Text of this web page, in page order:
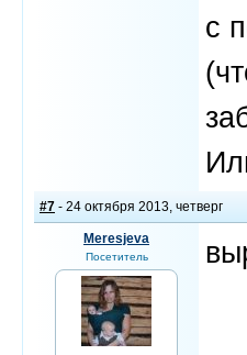
с
#7 - 24 октября 2013, четверг
Meresjeva
Посетитель